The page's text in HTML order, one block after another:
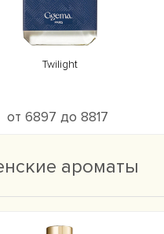
Twilight
от 6897 до 8817
ароматы